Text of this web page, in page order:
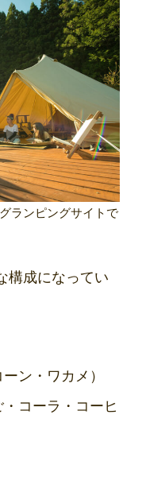
ランピングサイトで
構成になってい
ン・ワカメ）
コーラ・コーヒ